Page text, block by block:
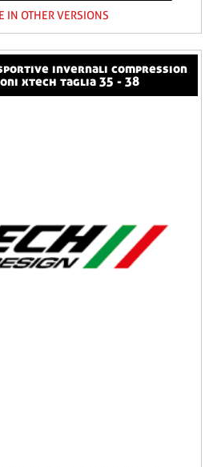
IN OTHER VERSIONS
xtech taglia 35 - 38